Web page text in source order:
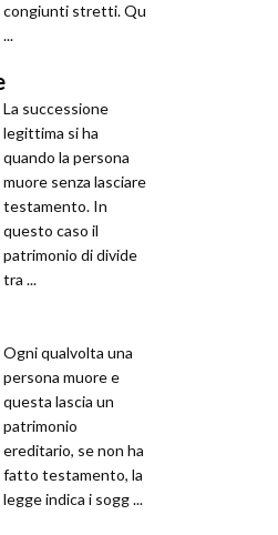
congiunti stretti. Qu
...
La successione
legittima si ha
quando la persona
muore senza lasciare
testamento. In
questo caso il
patrimonio di divide
tra ...
Ogni qualvolta una
persona muore e
questa lascia un
patrimonio
ereditario, se non ha
fatto testamento, la
legge indica i sogg ...